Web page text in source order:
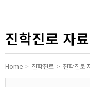
학교도서실
진학진로 자
Home 진학진로 진학진로